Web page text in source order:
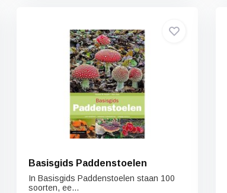
Basisgids Paddenstoelen
In Basisgids Paddenstoelen staan 100
soorten, ee...